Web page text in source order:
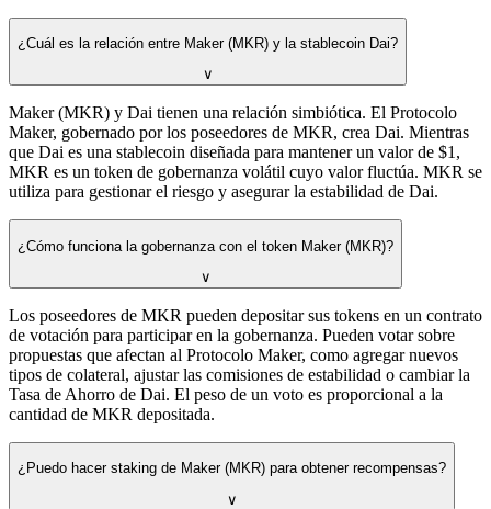
¿Cuál es la relación entre Maker (MKR) y la stablecoin Dai?
∨
Maker (MKR) y Dai tienen una relación simbiótica. El Protocolo
Maker, gobernado por los poseedores de MKR, crea Dai. Mientras
que Dai es una stablecoin diseñada para mantener un valor de $1,
MKR es un token de gobernanza volátil cuyo valor fluctúa. MKR se
utiliza para gestionar el riesgo y asegurar la estabilidad de Dai.
¿Cómo funciona la gobernanza con el token Maker (MKR)?
∨
Los poseedores de MKR pueden depositar sus tokens en un contrato
de votación para participar en la gobernanza. Pueden votar sobre
propuestas que afectan al Protocolo Maker, como agregar nuevos
tipos de colateral, ajustar las comisiones de estabilidad o cambiar la
Tasa de Ahorro de Dai. El peso de un voto es proporcional a la
cantidad de MKR depositada.
¿Puedo hacer staking de Maker (MKR) para obtener recompensas?
∨